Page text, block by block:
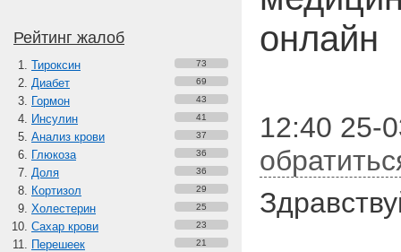
Рейтинг жалоб
Тироксин 73
Диабет 69
Гормон 43
Инсулин 41
Анализ крови 37
Глюкоза 36
Доля 36
Кортизол 29
Холестерин 25
Сахар крови 23
Перешеек 21
онлайн
12:40 25-